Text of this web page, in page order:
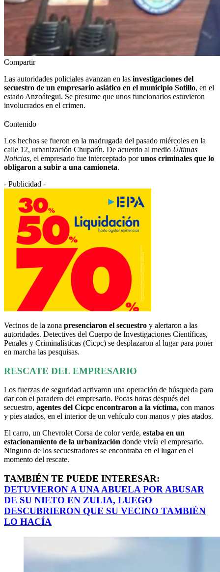
Compartir
Las autoridades policiales avanzan en las investigaciones del
secuestro de un empresario asiático en el municipio Sotillo, en el
estado Anzoátegui. Se presume que unos funcionarios estuvieron
involucrados en el crimen.
Contenido
Los hechos se fueron en la madrugada del pasado miércoles en la
calle 12, urbanización Chuparín. De acuerdo al medio Últimas
Noticias, el empresario fue interceptado porunos criminales que lo
obligaron a subir a una camioneta.
- Publicidad -
Vecinos de la zona presenciaron el secuestro y alertaron a las
autoridades. Detectives del Cuerpo de Investigaciones Científicas,
Penales y Criminalísticas (Cicpc) se desplazaron al lugar para poner
en marcha las pesquisas.
RESCATE DEL EMPRESARIO
Los fuerzas de seguridad activaron una operación de búsqueda para
dar con el paradero del empresario. Pocas horas después del
secuestro, agentes del Cicpc encontraron a la víctima, con manos
y pies atados, en el interior de un vehículo con manos y pies atados.
El carro, un Chevrolet Corsa de color verde, estaba en un
estacionamiento de la urbanización donde vivía el empresario.
Ninguno de los secuestradores se encontraba en el lugar en el
momento del rescate.
TAMBIÉN TE PUEDE INTERESAR:
DETUVIERON A UNA ABUELA POR ABUSAR
DE SU NIETO EN ZULIA, LUEGO
DESCUBRIERON QUE SU VECINO TAMBIÉN
LO HACÍA